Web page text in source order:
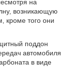
на
возникающую
кроме того они
поддон
автомобиля
в виде